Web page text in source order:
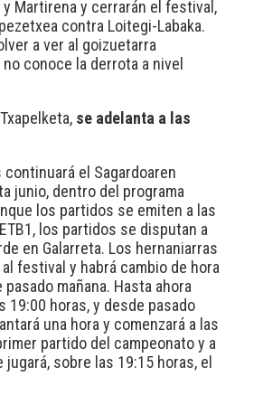
Martirena y cerrarán el festival,
contra Loitegi-Labaka.
a ver al goizuetarra
conoce la derrota a nivel
se adelanta a las
el Sagardoaren
junio, dentro del programa
los partidos se emiten a las
los partidos se disputan a
en Galarreta. Los hernaniarras
festival y habrá cambio de hora
mañana. Hasta ahora
19:00 horas, y desde pasado
una hora y comenzará a las
partido del campeonato y a
sobre las 19:15 horas, el